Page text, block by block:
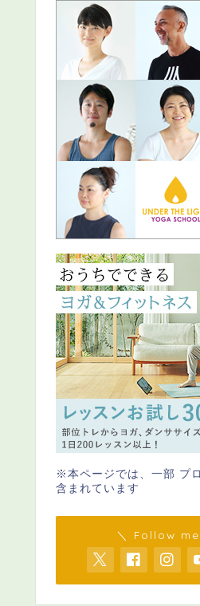
※本ページでは、一部 プ
含まれています
＼ Follow me